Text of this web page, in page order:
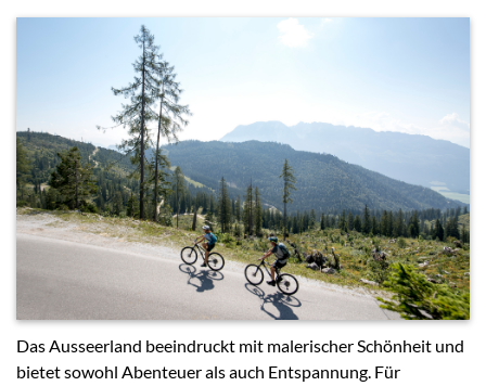
Das Ausseerland beeindruckt mit malerischer Schönheit und
bietet sowohl Abenteuer als auch Entspannung. Für